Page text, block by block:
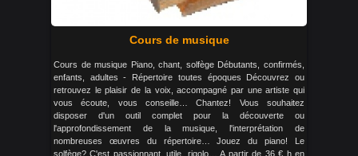
Cours de musique
Cours de musique Piano, chant, solfège Débutants, confirmés,
enfants, adultes - Répertoire toutes époques Découvrez ou
retrouvez le plaisir de la voix, accompagné par une artiste qui
vous écoute, vous conseille… Chantez! Vous souhaitez
disposer d'un outil complet pour la découverte ou
l'approfondissement de la musique, l'interprétation de
nombreuses œuvres du répertoire… Jouez du piano! Le
solfège? C'est passionnant, utile, rigolo… A partir de 36 € h en